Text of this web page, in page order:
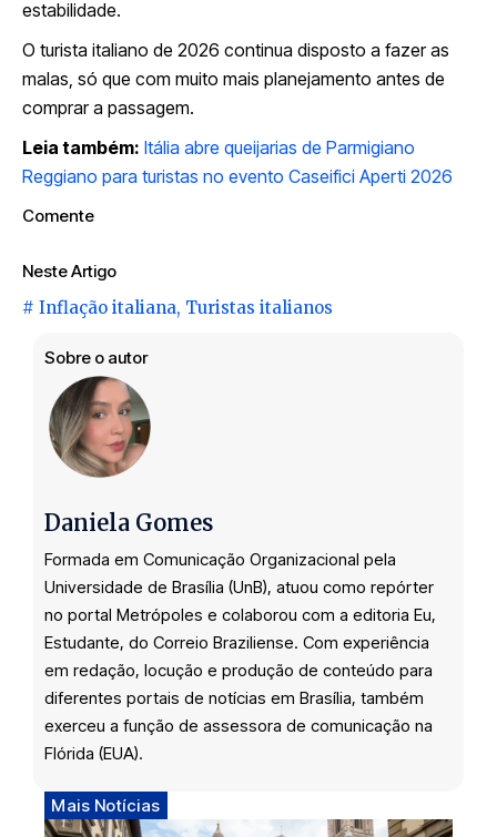
estabilidade.
O turista italiano de 2026 continua disposto a fazer as
malas, só que com muito mais planejamento antes de
comprar a passagem.
Leia também: Itália abre queijarias de Parmigiano
Reggiano para turistas no evento Caseifici Aperti 2026
Comente
Neste Artigo
# Inflação italiana, Turistas italianos
Sobre o autor
Daniela Gomes
Formada em Comunicação Organizacional pela
Universidade de Brasília (UnB), atuou como repórter
no portal Metrópoles e colaborou com a editoria Eu,
Estudante, do Correio Braziliense. Com experiência
em redação, locução e produção de conteúdo para
diferentes portais de notícias em Brasília, também
exerceu a função de assessora de comunicação na
Flórida (EUA).
Mais Notícias